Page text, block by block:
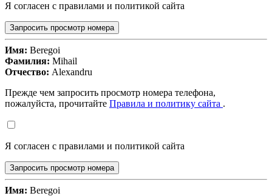
Я согласен с правилами и политикой сайта
Запросить просмотр номера
Имя: Beregoi
Фамилия: Mihail
Отчество: Alexandru
Прежде чем запросить просмотр номера телефона,
пожалуйста, прочитайте Правила и политику сайта .
Я согласен с правилами и политикой сайта
Запросить просмотр номера
Имя: Beregoi